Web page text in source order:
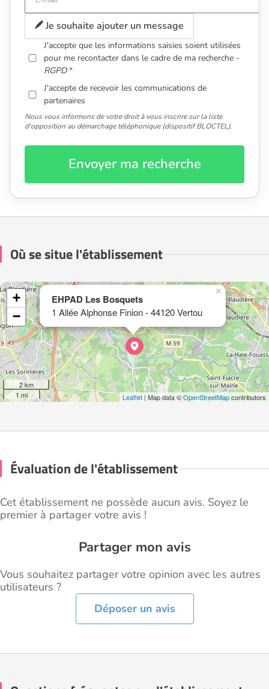
Je souhaite ajouter un message
J'accepte que les informations saisies soient utilisées
pour me recontacter dans le cadre de ma recherche -
RGPD
J'accepte de recevoir les communications de
partenaires
Nous vous informons de votre droit à vous inscrire sur la liste
d'opposition au démarchage téléphonique (dispositif BLOCTEL).
Envoyer ma recherche
Où se situe l'établissement
EHPAD Les Bosquets
1 Allée Alphonse Finion - 44120 Vertou
×
+
−
2 km
1 mi
Leaflet | Map data ©OpenStreetMapcontributors
Évaluation de l'établissement
Cet établissement ne possède aucun avis. Soyez le
premier à partager votre avis !
Partager mon avis
Vous souhaitez partager votre opinion avec les autres
utilisateurs ?
Déposer un avis